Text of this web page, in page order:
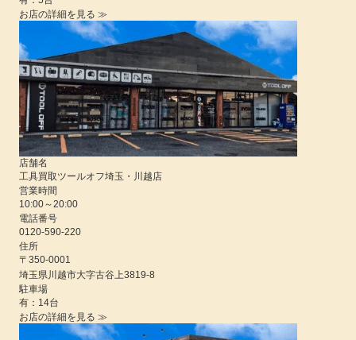
お店の詳細を見る ≫
店舗名
工具買取ツールオフ埼玉・川越店
営業時間
10:00～20:00
電話番号
0120-590-220
住所
〒350-0001
埼玉県川越市大字古谷上3819-8
駐車場
有：14台
お店の詳細を見る ≫